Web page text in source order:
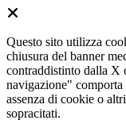
Questo sito utilizza
chiusura del banner
contraddistinto dalla X
navigazione"
assenza di cookie o
sopracitati.